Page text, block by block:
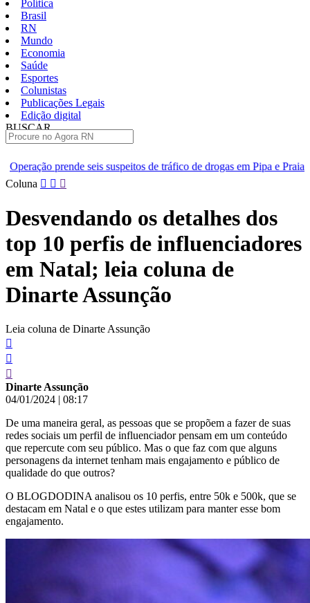
Política
Brasil
RN
Mundo
Economia
Saúde
Esportes
Colunistas
Publicações Legais
Edição digital
BUSCAR
suspeitos de tráfico de drogas em Pipa e Praia do Madeiro
Pular
conteúdo
Coluna
Desvendando os detalhes dos
top 10 perfis de influenciadores
em Natal; leia coluna de
Dinarte Assunção
Leia coluna de Dinarte Assunção
Dinarte Assunção
04/01/2024 | 08:17
De uma maneira geral, as pessoas que se propõem a fazer de suas
redes sociais um perfil de influenciador pensam em um conteúdo
que repercute com seu público. Mas o que faz com que alguns
personagens da internet tenham mais engajamento e público de
qualidade do que outros?
O BLOGDODINA analisou os 10 perfis, entre 50k e 500k, que se
destacam em Natal e o que estes utilizam para manter esse bom
engajamento.